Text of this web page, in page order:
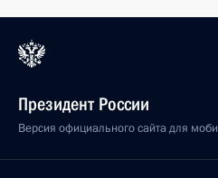
Президент России
Версия официального сайта для